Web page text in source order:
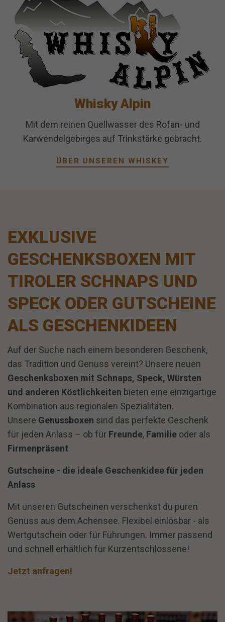
Whisky Alpin
Mit dem reinen Quellwasser des Rofan- und
Karwendelgebirges auf Trinkstärke gebracht.
ÜBER UNSEREN WHISKEY
EXKLUSIVE
GESCHENKSBOXEN MIT
TIROLER SCHNAPS UND
SPECK ODER GUTSCHEINE
ALS GESCHENKIDEEN
Auf der Suche nach einem besonderen Geschenk,
das Tradition und Genuss vereint? Unsere neuen
Geschenksboxen mit Schnaps, Speck, Würsten
und anderen Köstlichkeiten bieten eine einzigartige
Kombination aus regionalen Spezialitäten.
Unsere Genussboxen sind das perfekte Geschenk
für jeden Anlass – ob für Freunde, Familie oder als
Firmenpräsent
Gutscheine - die ideale Geschenkidee für jeden
Anlass
Mit unseren Gutscheinen verschenkst du puren
Genuss aus dem Achensee. Flexibel einlösbar - als
Wertgutschein oder für Führungen. Immer passend
und schnell erhältlich für Kurzentschlossene!
Jetzt anfragen!